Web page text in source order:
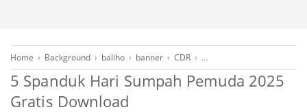
Home › Background › baliho › banner › CDR › Daftar Hari Penting di
5 Spanduk Hari Sumpah Pemuda 2025
Gratis Download